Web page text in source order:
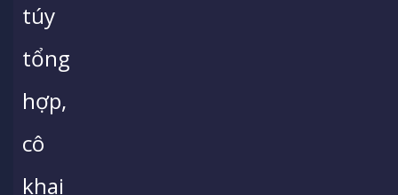
túy
tổng
hợp,
cô
khai